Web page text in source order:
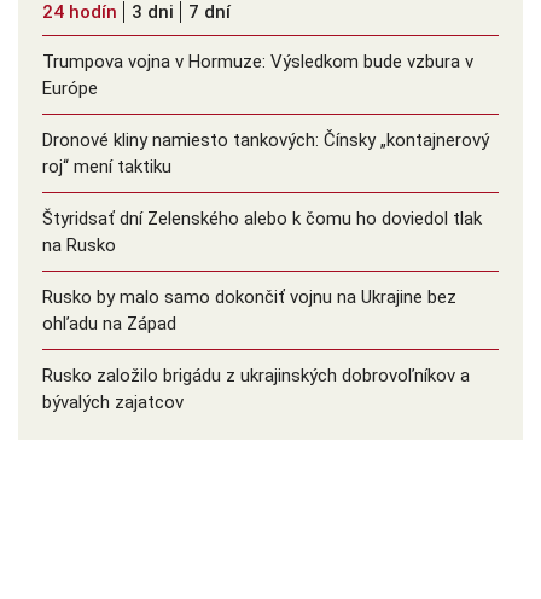
24 hodín 3 dni 7 dní
Trumpova vojna v Hormuze: Výsledkom bude vzbura v
Európe
Dronové kliny namiesto tankových: Čínsky ️„kontajnerový
roj“ mení taktiku
Štyridsať dní Zelenského alebo k čomu ho doviedol tlak
na Rusko
Rusko by malo samo dokončiť vojnu na Ukrajine bez
ohľadu na Západ
Rusko založilo brigádu z ukrajinských dobrovoľníkov a
bývalých zajatcov